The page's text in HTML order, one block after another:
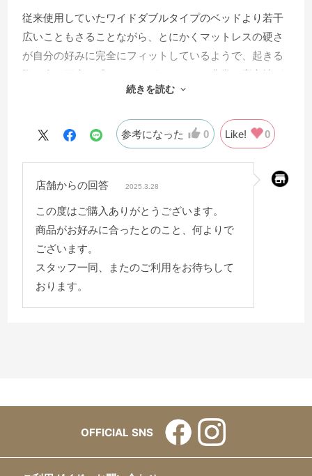
従来使用していたワイドダブルタイプのベッドより若干
広いこともさることながら、とにかくマットレスの硬さ
が自分の好みに完全にフィットしているようで、起きる
際に全く腰痛を感じることがなくなり、非常に寝心地が
良く満足しています。硬めのマットレスを選択して正解
続きを読む
参考になった 0 Like! 0
店舗からの回答 2025.3.28
この度はご購入ありがとうございます。
商品がお好みに合ったとのこと、何よりで
ございます。
スタッフ一同、またのご利用をお待ちして
おります。
OFFICIAL SNS